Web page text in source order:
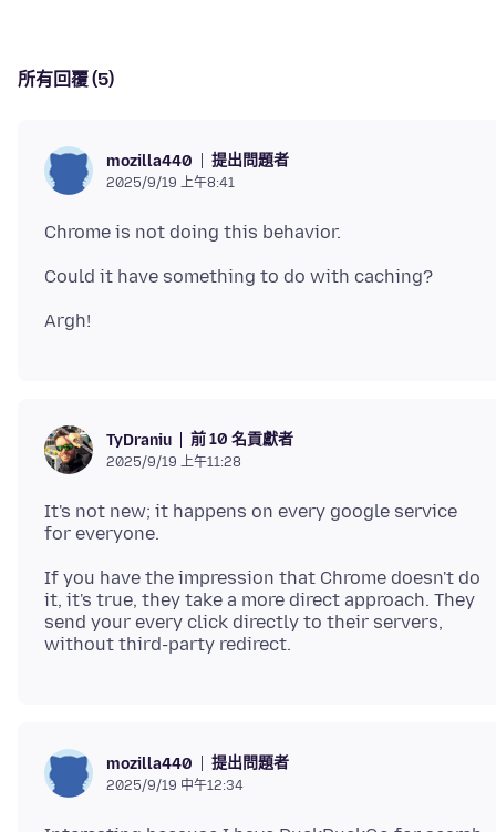
所有回覆 (5)
mozilla440 提出問題者
2025/9/19 上午8:41
TyDraniu 前 10 名貢獻者
2025/9/19 上午11:28
It's not new; it happens on every google service
If you have the impression that Chrome doesn't do
it, it's true, they take a more direct approach. They
send your every click directly to their servers,
mozilla440 提出問題者
2025/9/19 中午12:34